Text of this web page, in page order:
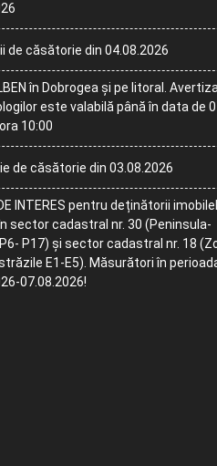
de căsătorie din 04.08.2026
în Dobrogea și pe litoral.
este valabilă până în data de
10:00
de căsătorie din 03.08.2026
INTERES pentru deținătorii
sector cadastral nr. 30 (Peninsula-
P17) și sector cadastral nr. 18
E1-E5). Măsurători în
07.08.2026!